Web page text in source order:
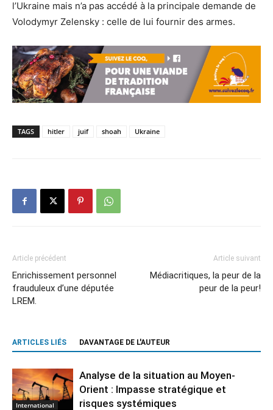
l’Ukraine mais n’a pas accédé à la principale demande de
Volodymyr Zelensky : celle de lui fournir des armes.
TAGS hitler juif shoah Ukraine
Article précédent
Enrichissement personnel
frauduleux d’une députée
LREM.
Article suivant
Médiacritiques, la peur de la
peur de la peur!
ARTICLES LIÉS DAVANTAGE DE L'AUTEUR
International
Analyse de la situation au Moyen-
Orient : Impasse stratégique et
risques systémiques